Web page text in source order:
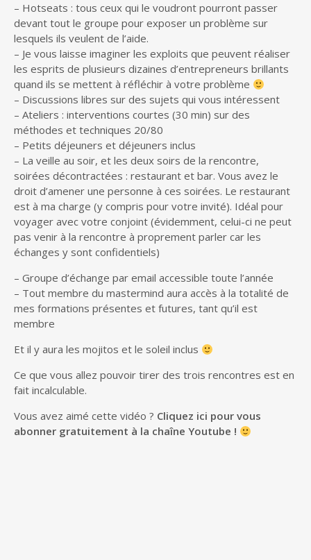
– Hotseats : tous ceux qui le voudront pourront passer
devant tout le groupe pour exposer un problème sur
lesquels ils veulent de l’aide.
– Je vous laisse imaginer les exploits que peuvent réaliser
les esprits de plusieurs dizaines d’entrepreneurs brillants
quand ils se mettent à réfléchir à votre problème
– Discussions libres sur des sujets qui vous intéressent
– Ateliers : interventions courtes (30 min) sur des
méthodes et techniques 20/80
– Petits déjeuners et déjeuners inclus
– La veille au soir, et les deux soirs de la rencontre,
soirées décontractées : restaurant et bar. Vous avez le
droit d’amener une personne à ces soirées. Le restaurant
est à ma charge (y compris pour votre invité). Idéal pour
voyager avec votre conjoint (évidemment, celui-ci ne peut
pas venir à la rencontre à proprement parler car les
échanges y sont confidentiels)
– Groupe d’échange par email accessible toute l’année
– Tout membre du mastermind aura accès à la totalité de
mes formations présentes et futures, tant qu’il est
membre
Et il y aura les mojitos et le soleil inclus
Ce que vous allez pouvoir tirer des trois rencontres est en
fait incalculable.
Vous avez aimé cette vidéo ? Cliquez ici pour vous
abonner gratuitement à la chaîne Youtube !